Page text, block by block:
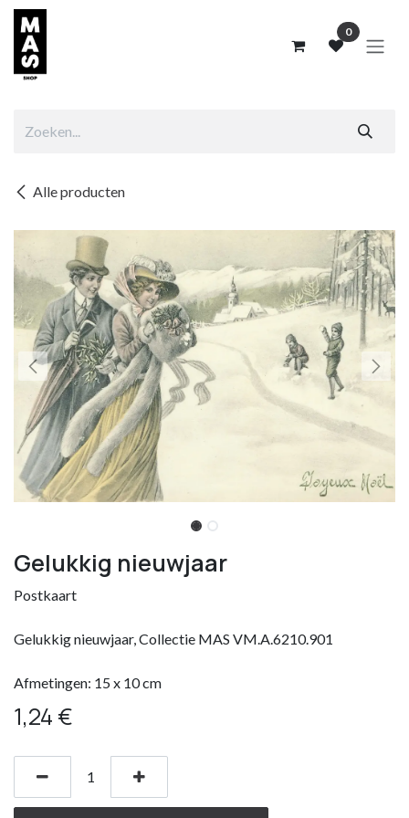
Overslaan naar inhoud
0
Alle producten
Gelukkig nieuwjaar
Postkaart
Gelukkig nieuwjaar, Collectie MAS VM.A.6210.901
Afmetingen: 15 x 10 cm
1,24 €